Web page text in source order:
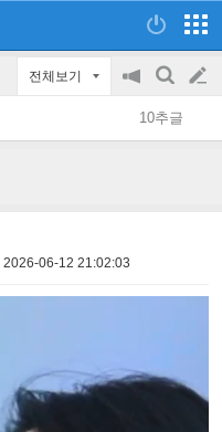
전체보기
공
지
on/off
검
색
글
쓰
10추글
2026-06-12 21:02:03